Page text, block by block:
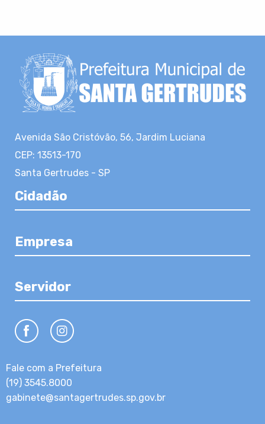
Avenida São Cristóvão, 56, Jardim Luciana
CEP: 13513-170
Santa Gertrudes - SP
Cidadão
Empresa
Servidor
Fale com a Prefeitura
(19) 3545.8000
gabinete@santagertrudes.sp.gov.br